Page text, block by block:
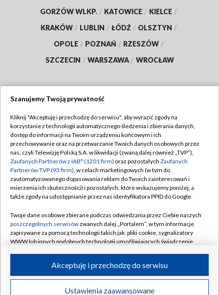
GORZÓW WLKP. / KATOWICE / KIELCE /
KRAKÓW / LUBLIN / ŁÓDŹ / OLSZTYN /
OPOLE / POZNAŃ / RZESZÓW /
SZCZECIN / WARSZAWA / WROCŁAW
TVP
Abonament TVP
Emisja w TVP
Centrum informacji TVP
Naziemna Telewizja Cyfrowa
Rada Programowa
System NOS
Informacje o nadawcy
Program dla prasy
Regulamin TVP
Polityka prywatności
Moje zgody
Pomoc
Kontakt
Kanały
©2026 Telewizja Polska S.A. w likwidacji
Szanujemy Twoją prywatność
Kliknij "Akceptuję i przechodzę do serwisu", aby wyrazić zgody na
korzystanie z technologii automatycznego śledzenia i zbierania danych,
dostęp do informacji na Twoim urządzeniu końcowym i ich
przechowywanie oraz na przetwarzanie Twoich danych osobowych przez
nas, czyli Telewizję Polską S.A. w likwidacji (zwaną dalej również „TVP”),
Zaufanych Partnerów z IAB* (1201 firm) oraz pozostałych Zaufanych
Partnerów TVP (93 firm), w celach marketingowych (w tym do
zautomatyzowanego dopasowania reklam do Twoich zainteresowań i
mierzenia ich skuteczności) i pozostałych, które wskazujemy poniżej, a
także zgody na udostępnianie przez nas identyfikatora PPID do Google.
Twoje dane osobowe zbierane podczas odwiedzania przez Ciebie naszych
poszczególnych serwisówzwanych dalej „Portalem”, w tym informacje
zapisywane za pomocą technologii takich jak: pliki cookie, sygnalizatory
WWW lub innych podobnych technologii umożliwiających świadczenie
ruchu w Internecie.
Twoje dane osobowe zbierane podczas odwiedzania przez Ciebie
Ustawienia zaawansowane
Akceptuję i przechodzę do serwisu